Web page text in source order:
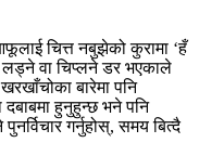
चित्त नबुझेको कुरामा ‘हँ
लड्ने वा चिप्लने डर भएकाले
बारेमा पनि
हुनुहुन्छ भने पनि
गर्नुहोस्, समय बित्दै